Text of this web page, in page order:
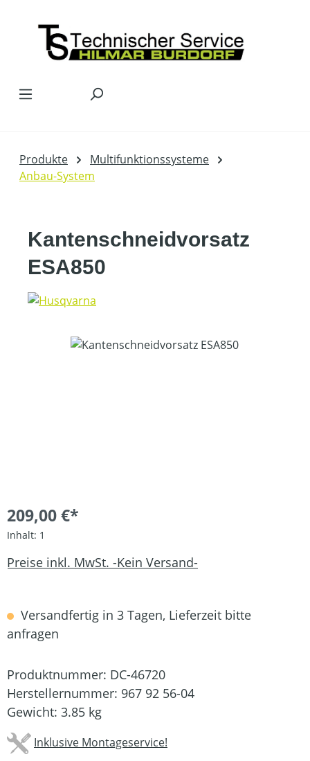
Produkte
Multifunktionssysteme
Anbau-System
Kantenschneidvorsatz
ESA850
Bildergalerie überspringen
209,00 €*
Inhalt: 1
Preise inkl. MwSt. -Kein Versand-
Versandfertig in 3 Tagen, Lieferzeit bitte
anfragen
Produktnummer: DC-46720
Herstellernummer: 967 92 56-04
Gewicht: 3.85 kg
Inklusive Montageservice!